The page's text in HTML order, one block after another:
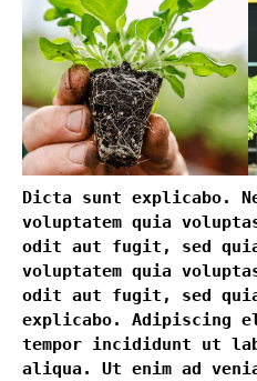
Dicta sunt explicabo.
voluptatem quia
odit aut fugit, sed quia.
voluptatem quia
odit aut fugit, sed
explicabo. Adipiscing
tempor incididunt ut
aliqua. Ut enim ad